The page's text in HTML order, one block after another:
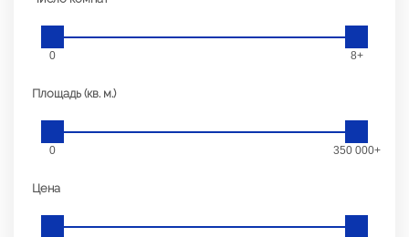
0 8+
Площадь (кв. м.)
0 350 000+
Цена